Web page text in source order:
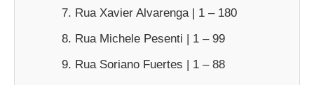
Rua Xavier Alvarenga | 1 – 180
Rua Michele Pesenti | 1 – 99
Rua Soriano Fuertes | 1 – 88